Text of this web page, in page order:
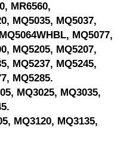
MR6560,
MQ5035, MQ5037,
MQ5077,
MQ5205, MQ5207,
MQ5237, MQ5245,
MQ5285.
MQ3025, MQ3035,
MQ3120, MQ3135,